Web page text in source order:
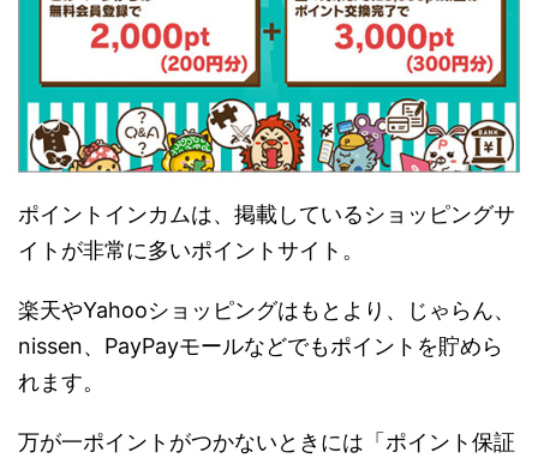
ポイントインカムは、掲載しているショッピングサ
イトが非常に多いポイントサイト。
楽天やYahooショッピングはもとより、じゃらん、
nissen、PayPayモールなどでもポイントを貯めら
れます。
万が一ポイントがつかないときには「ポイント保証